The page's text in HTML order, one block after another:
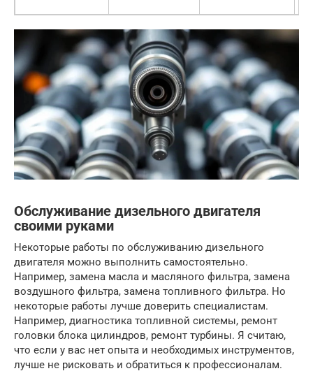
Обслуживание дизельного двигателя
своими руками
Некоторые работы по обслуживанию дизельного
двигателя можно выполнить самостоятельно.
Например, замена масла и масляного фильтра, замена
воздушного фильтра, замена топливного фильтра. Но
некоторые работы лучше доверить специалистам.
Например, диагностика топливной системы, ремонт
головки блока цилиндров, ремонт турбины. Я считаю,
что если у вас нет опыта и необходимых инструментов,
лучше не рисковать и обратиться к профессионалам.